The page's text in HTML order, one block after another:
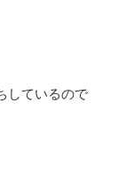
しているので